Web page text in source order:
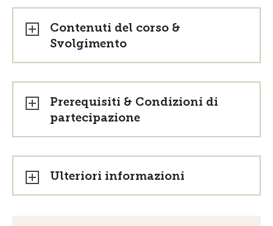
Contenuti del corso &
Svolgimento
Prerequisiti & Condizioni di
partecipazione
Ulteriori informazioni